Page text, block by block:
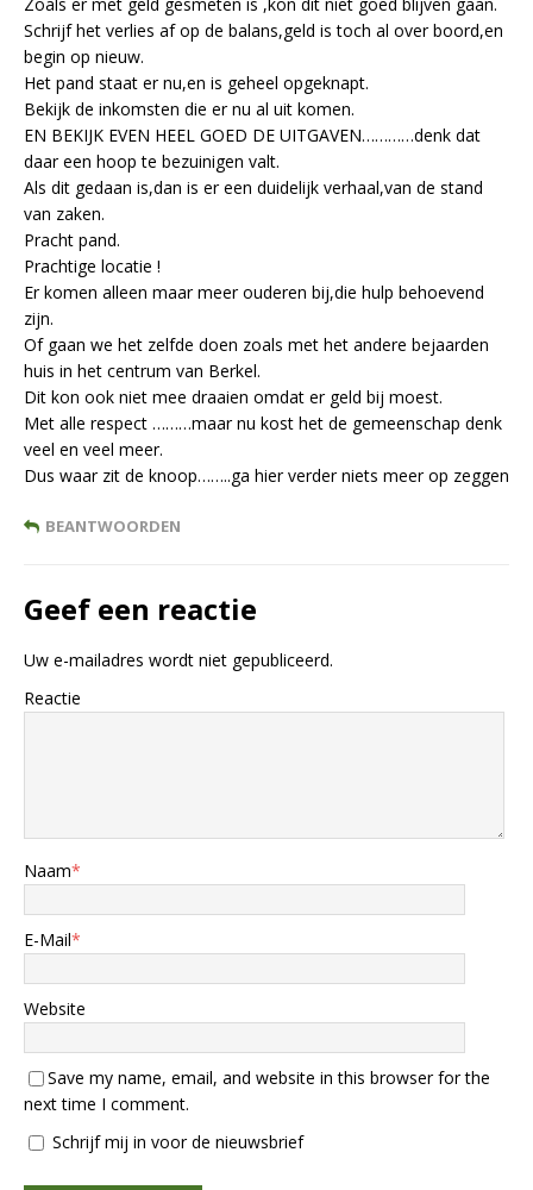
Schrijf het verlies af op de balans,geld is toch al over boord,en
begin op nieuw.
Het pand staat er nu,en is geheel opgeknapt.
Bekijk de inkomsten die er nu al uit komen.
EN BEKIJK EVEN HEEL GOED DE UITGAVEN…………denk dat
daar een hoop te bezuinigen valt.
Als dit gedaan is,dan is er een duidelijk verhaal,van de stand
van zaken.
Pracht pand.
Prachtige locatie !
Er komen alleen maar meer ouderen bij,die hulp behoevend
zijn.
Of gaan we het zelfde doen zoals met het andere bejaarden
huis in het centrum van Berkel.
Dit kon ook niet mee draaien omdat er geld bij moest.
Met alle respect ………maar nu kost het de gemeenschap denk
veel en veel meer.
Dus waar zit de knoop……..ga hier verder niets meer op zeggen
BEANTWOORDEN
Geef een reactie
Uw e-mailadres wordt niet gepubliceerd.
Reactie
Naam*
E-Mail*
Website
Save my name, email, and website in this browser for the
next time I comment.
Schrijf mij in voor de nieuwsbrief